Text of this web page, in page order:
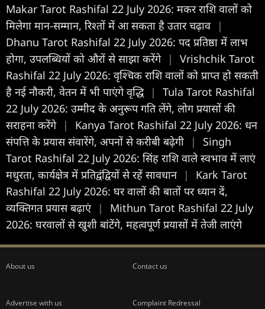
Makar Tarot Rashifal 22 July 2026: मकर राशि वालों को
मिलेगा मान-सम्मान, रिश्तों में आ सकता है उतार चढ़ाव |
Dhanu Tarot Rashifal 22 July 2026: पद प्रतिष्ठा में लाभ
होगा, उपलब्धियों को औरों से साझा करेंगे |
Vrishchik Tarot
Rashifal 22 July 2026: वृश्चिक राशि वालों को प्राप्त हो सकती
है नई नौकरी, वेतन में भी पाएंगे वृद्धि |
Tula Tarot Rashifal
22 July 2026: उम्मीद के अनुरूप गति लेंगे, लोग प्रयासों की
सराहना करेंगे |
Kanya Tarot Rashifal 22 July 2026: धन
संपत्ति के प्रयास संवारेंगे, अपनों से करीबी बढ़ेगी
|
Singh
Tarot Rashifal 22 July 2026: सिंह राशि वाले स्वभाव में लाएं
मधुरता, कार्यक्षेत्र में प्रतिद्वंद्वियों से रहें सावधान |
Kark Tarot
Rashifal 22 July 2026: घर वालों की बातों पर ध्यान दें,
व्यक्तिगत प्रयास बढ़ाएं |
Mithun Tarot Rashifal 22 July
2026: घरवालों से खुशी बांटेंगे, महत्वपूर्ण प्रयासों में तेजी लाएंगे
About us Contact us
Advertise with us Complaint Redressal